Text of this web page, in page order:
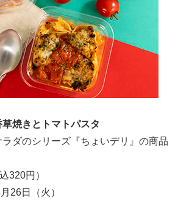
草焼きとトマトパスタ
ダのシリーズ『ちょいデリ』の商品
320円）
26日（火）